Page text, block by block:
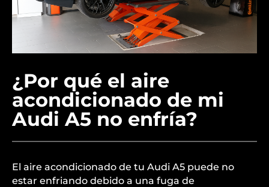
¿Por qué el aire
acondicionado de mi
Audi A5 no enfría?
El aire acondicionado de tu Audi A5 puede no
estar enfriando debido a una fuga de